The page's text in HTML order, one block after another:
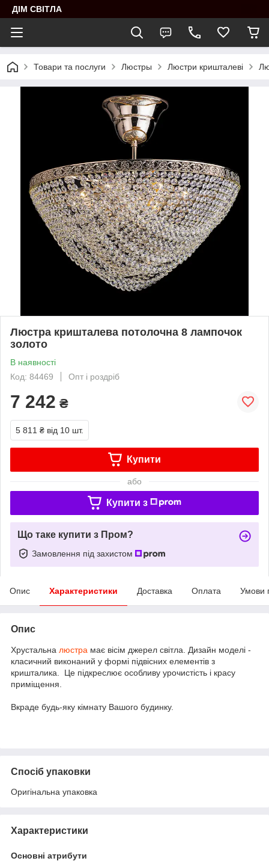
ДІМ СВІТЛА
Товари та послуги Люстры Люстри кришталеві
Люстра кришталева потолочна 8 лампочок
золото
В наявності
Код: 84469
Опт і роздріб
7 242 ₴
5 811 ₴ від 10 шт.
Купити
або
Купити з
Що таке купити з Пром?
Замовлення під захистом
Опис Характеристики Доставка Оплата Умови
Опис
Хрустальна люстра має вісім джерел світла. Дизайн моделі -
класичний виконаний у формі підвісних елементів з
кришталика. Це підкреслює особливу урочистість і красу
приміщення.
Вкраде будь-яку кімнату Вашого будинку.
Спосіб упаковки
Оригінальна упаковка
Характеристики
Основні атрибути